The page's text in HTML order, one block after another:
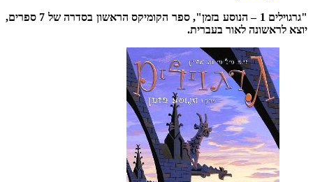
"גרגוילים 1 – הנוסע בזמן", ספר הקומיקס הראשון בסדרה של 7 ספרים,
יוצא לראשונה לאור בעברית.